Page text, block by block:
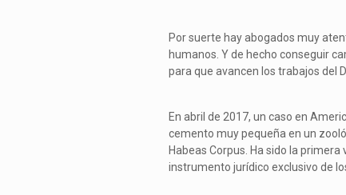
Por suerte hay abogados muy
humanos. Y de hecho conseguir
para que avancen los trabajos del
En abril de 2017, un caso en
cemento muy pequeña en un
Habeas Corpus. Ha sido la
instrumento jurídico exclusivo de